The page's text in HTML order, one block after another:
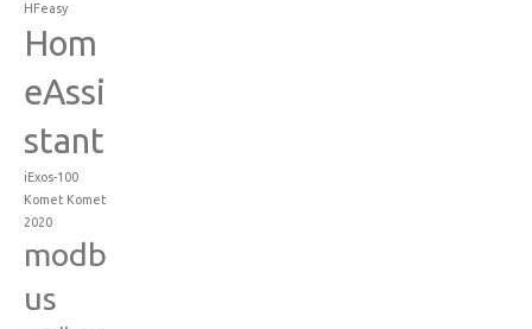
HFeasy
Hom
eAssi
stant
iExos-100
Komet Komet
2020
modb
us